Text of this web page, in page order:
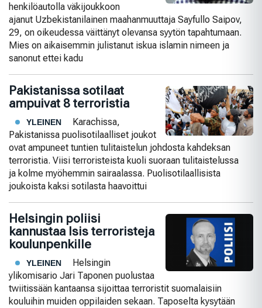
henkilöautolla väkijoukkoon
ajanut Uzbekistanilainen maahanmuuttaja Sayfullo Saipov,
29, on oikeudessa väittänyt olevansa syytön tapahtumaan.
Mies on aikaisemmin julistanut iskua islamin nimeen ja
sanonut ettei kadu
Pakistanissa sotilaat
ampuivat 8 terroristia
YLEINEN
Karachissa,
Pakistanissa puolisotilaalliset joukot
ovat ampuneet tuntien tulitaistelun johdosta kahdeksan
terroristia. Viisi terroristeista kuoli suoraan tulitaistelussa
ja kolme myöhemmin sairaalassa. Puolisotilaallisista
joukoista kaksi sotilasta haavoittui
Helsingin poliisi
kannustaa Isis terroristeja
koulunpenkille
YLEINEN
Helsingin
ylikomisario Jari Taponen puolustaa
twiitissään kantaansa sijoittaa terroristit suomalaisiin
kouluihin muiden oppilaiden sekaan. Taposelta kysytään